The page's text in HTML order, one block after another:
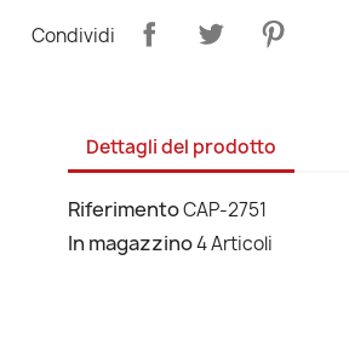
Condividi
Dettagli del prodotto
RiferimentoCAP-2751
In magazzino4 Articoli